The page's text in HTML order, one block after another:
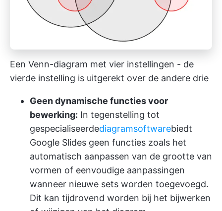
Een Venn-diagram met vier instellingen - de
vierde instelling is uitgerekt over de andere drie
Geen dynamische functies voor
bewerking: In tegenstelling tot
gespecialiseerdediagramsoftwarebiedt
Google Slides geen functies zoals het
automatisch aanpassen van de grootte van
vormen of eenvoudige aanpassingen
wanneer nieuwe sets worden toegevoegd.
Dit kan tijdrovend worden bij het bijwerken